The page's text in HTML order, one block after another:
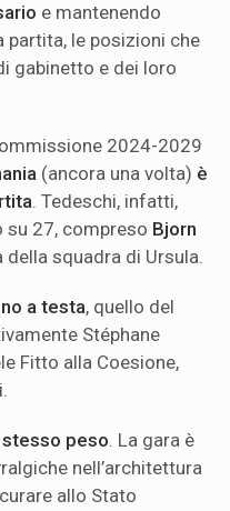
e mantenendo
partita, le posizioni che
gabinetto e dei loro
2024-2029
(ancora una volta) è
. Tedeschi, infatti,
27, compreso Bjorn
squadra di Ursula.
a testa, quello del
Stéphane
Fitto alla Coesione,
peso. La gara è
nell’architettura
allo Stato